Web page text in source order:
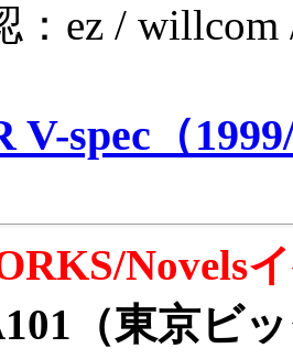
：ez /
V-spec（
Novels
（東京ビ